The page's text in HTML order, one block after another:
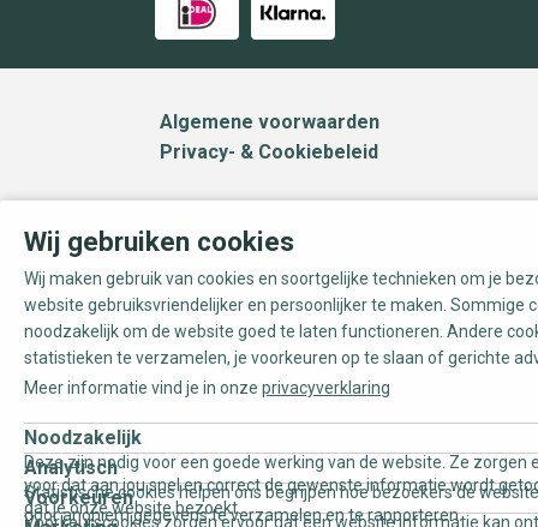
Algemene voorwaarden
Privacy- & Cookiebeleid
Wij gebruiken cookies
Wij maken gebruik van cookies en soortgelijke technieken om je
website gebruiksvriendelijker en persoonlijker te maken. Sommige
noodzakelijk om de website goed te laten functioneren. Andere
statistieken te verzamelen, je voorkeuren op te slaan of gerichte
Meer informatie vind je in onze privacyverklaring
Noodzakelijk
Deze zijn nodig voor een goede werking van de website. Ze zorgen
voor dat aan jou snel en correct de gewenste informatie wordt
dat je onze website bezoekt.
Analytisch
Statistische cookies helpen ons begrijpen hoe bezoekers de
door anoniem gegevens te verzamelen en te rapporteren.
Voorkeuren
Voorkeurscookies zorgen ervoor dat een website informatie kan